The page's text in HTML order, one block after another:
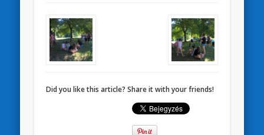
Did you like this article? Share it with your friends!